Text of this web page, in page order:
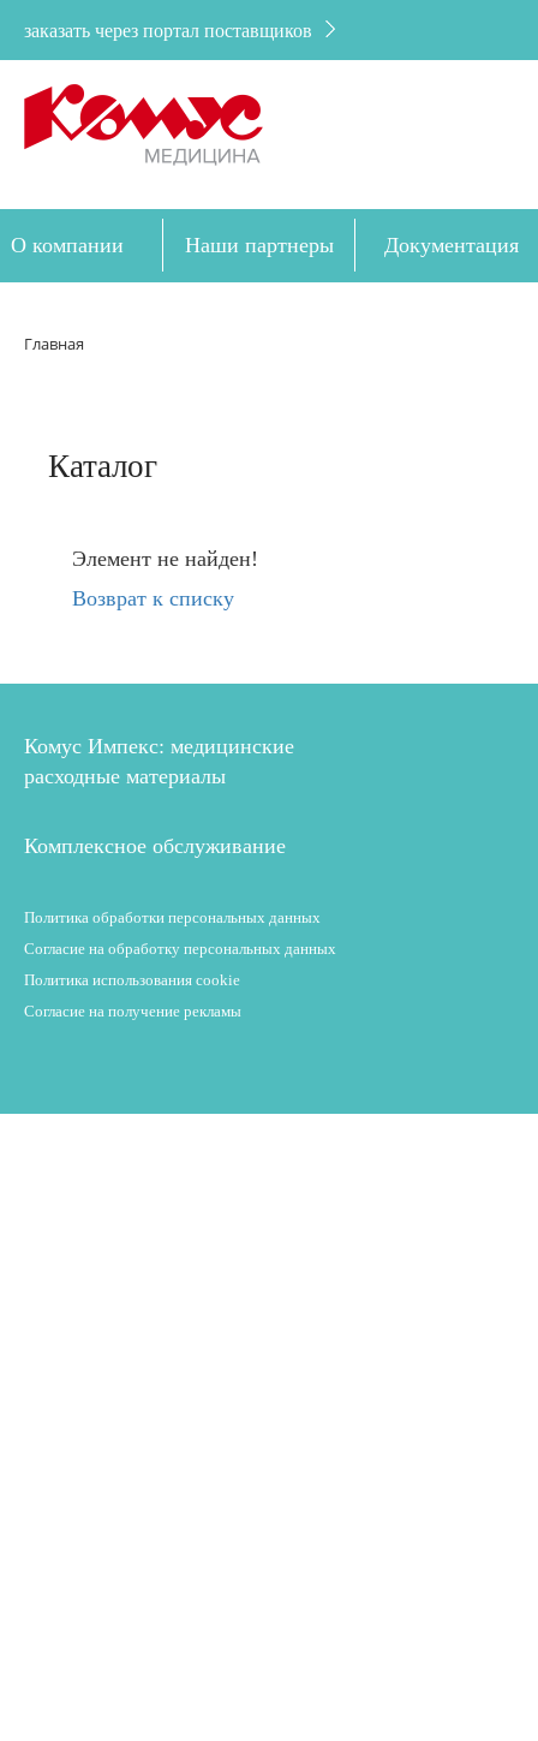
заказать через портал поставщиков
О компании Наши партнеры Документация
Главная
Каталог
Элемент не найден!
Возврат к списку
Комус Импекс: медицинские
расходные материалы
Комплексное обслуживание
Политика обработки персональных данных
Согласие на обработку персональных данных
Политика использования cookie
Согласие на получение рекламы